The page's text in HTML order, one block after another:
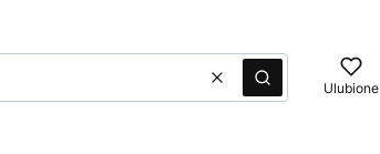
WyczyśćSzukaj Ulubione